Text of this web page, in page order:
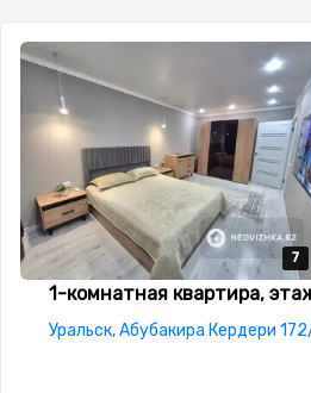
7
7
7
7
7
1-комнатная квартира,
Уральск, Абубакира Кердери